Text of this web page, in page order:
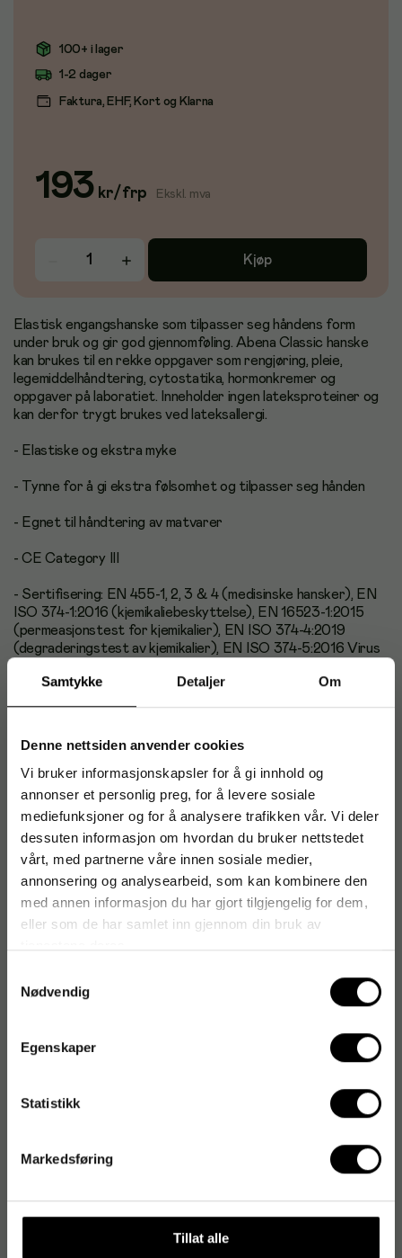
Samtykke Detaljer Om
Denne nettsiden anvender cookies
Vi bruker informasjonskapsler for å gi innhold og
annonser et personlig preg, for å levere sosiale
mediefunksjoner og for å analysere trafikken vår. Vi deler
dessuten informasjon om hvordan du bruker nettstedet
vårt, med partnerne våre innen sosiale medier,
annonsering og analysearbeid, som kan kombinere den
med annen informasjon du har gjort tilgjengelig for dem,
eller som de har samlet inn gjennom din bruk av
Nødvendig
Egenskaper
Statistikk
Markedsføring
Tillat alle
100+ i lager
1-2 dager
Faktura, EHF, Kort og Klarna
193 kr/frp Ekskl. mva
Kjøp
Elastisk engangshanske som tilpasser seg håndens form
under bruk og gir god gjennomføling. Abena Classic hanske
kan brukes til en rekke oppgaver som rengjøring, pleie,
legemiddelhåndtering, cytostatika, hormonkremer og
oppgaver på laboratiet. Inneholder ingen lateksproteiner og
kan derfor trygt brukes ved lateksallergi.
- Elastiske og ekstra myke
- Tynne for å gi ekstra følsomhet og tilpasser seg hånden
- Egnet til håndtering av matvarer
- CE Category III
- Sertifisering: EN 455-1, 2, 3 & 4 (medisinske hansker), EN
ISO 374-1:2016 (kjemikaliebeskyttelse), EN 16523-1:2015
(permeasjonstest for kjemikalier), EN ISO 374-4:2019
(degraderingstest av kjemikalier), EN ISO 374-5:2016 Virus
21420:2020 (hansker – generelle krav)
- Farge: Blå
- Antall hansker i pk: 200 stk
Antal i förpackning: 200
Produktinformasjon
Originalnummer
Produktspesifikasjoner